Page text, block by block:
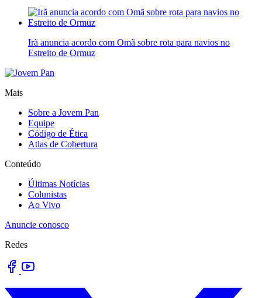
Irã anuncia acordo com Omã sobre rota para navios no
Estreito de Ormuz
Mais
Sobre a Jovem Pan
Equipe
Código de Ética
Atlas de Cobertura
Conteúdo
Últimas Notícias
Colunistas
Ao Vivo
Anuncie conosco
Redes